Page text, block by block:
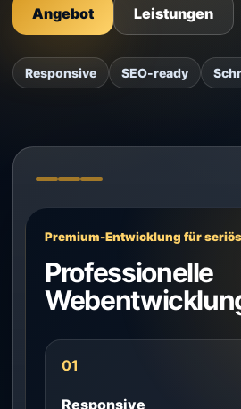
Angebot Leistungen
Responsive SEO-ready
Premium-Entwicklung für
Professionelle
01
Responsive